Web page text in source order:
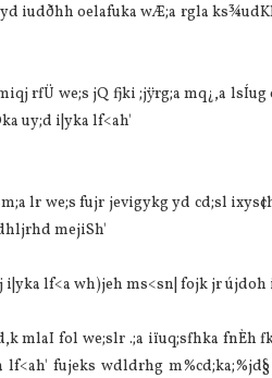
iudðhh oelafuka wÆ;a rgla
rfÜ we;s jQ fjki ;jÿrg;a mq¿,a
uy;d i|yka lf<ah'
lr we;s fujr jevigykg yd cd;sl
mejiSh'
lf<a wh)jeh ms<sn| fojk jr újdoh
mlaI fol we;slr .;a iïuq;sfhka fnÈh
‍lf<ah' fujeks wdldrhg